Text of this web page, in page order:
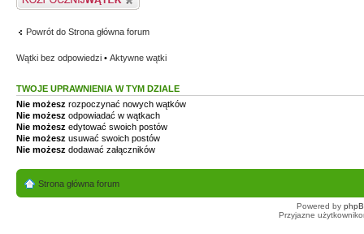
Powrót do Strona główna forum
Wątki bez odpowiedzi • Aktywne wątki
TWOJE UPRAWNIENIA W TYM DZIALE
Nie możesz rozpoczynać nowych wątków
Nie możesz odpowiadać w wątkach
Nie możesz edytować swoich postów
Nie możesz usuwać swoich postów
Nie możesz dodawać załączników
Strona główna forum
Powered by
Przyjazne